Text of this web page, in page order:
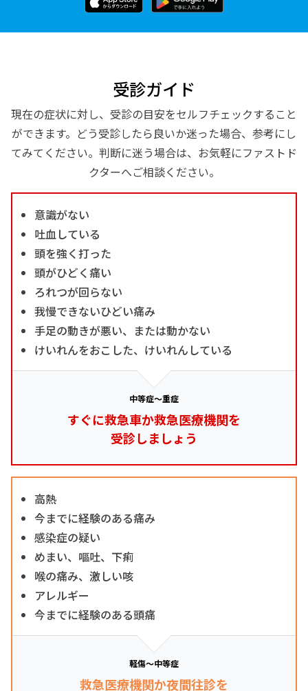
受診ガイド
現在の症状に対し、受診の目安をセルフチェックすること
ができます。どう受診したら良いか迷った場合、参考にし
てみてください。判断に迷う場合は、お気軽にファストド
クターへご相談ください。
意識がない
吐血している
頭を強く打った
頭がひどく痛い
ろれつが回らない
我慢できないひどい痛み
手足の動きが悪い、または動かない
けいれんをおこした、けいれんしている
中等症～重症
すぐに救急車か救急医療機関を
受診しましょう
高熱
今までに経験のある痛み
感染症の疑い
めまい、嘔吐、下痢
喉の痛み、激しい咳
アレルギー
今までに経験のある頭痛
軽傷～中等症
救急医療機関か夜間往診を